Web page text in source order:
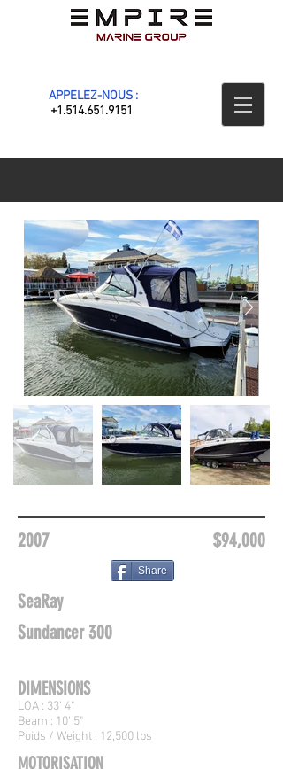
APPELEZ-NOUS :
+1.514.651.9151
2007 $94,000
Share
SeaRay
Sundancer 300
DIMENSIONS
LOA : 33' 4"
Beam : 10' 5"
Poids / Weight : 12,500 lbs
MOTORISATION